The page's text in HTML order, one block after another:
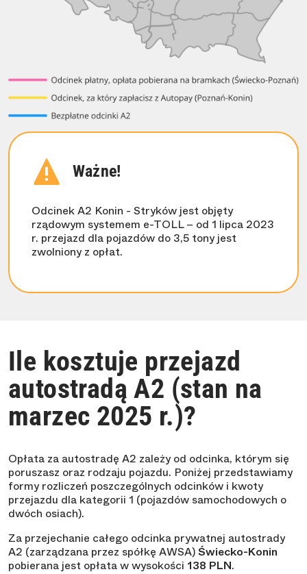
Ważne!
Odcinek A2 Konin - Stryków jest objęty
rządowym systemem e-TOLL – od 1 lipca 2023
r. przejazd dla pojazdów do 3,5 tony jest
zwolniony z opłat.
Ile kosztuje przejazd
autostradą A2 (stan na
marzec 2025 r.)?
Opłata za autostradę A2 zależy od odcinka, którym się
poruszasz oraz rodzaju pojazdu. Poniżej przedstawiamy
formy rozliczeń poszczególnych odcinków i kwoty
przejazdu dla kategorii 1 (pojazdów samochodowych o
dwóch osiach).
Za przejechanie całego odcinka prywatnej autostrady
A2 (zarządzana przez spółkę AWSA)Świecko-Konin
pobierana jest opłata w wysokości 138 PLN.